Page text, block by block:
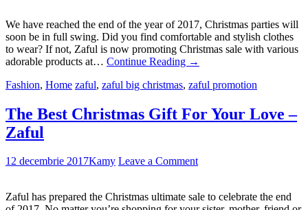
We have reached the end of the year of 2017, Christmas parties will
soon be in full swing. Did you find comfortable and stylish clothes
to wear? If not, Zaful is now promoting Christmas sale with various
adorable products at… Continue Reading →
Fashion, Home zaful, zaful big christmas, zaful promotion
The Best Christmas Gift For Your Love –
Zaful
12 decembrie 2017Kamy Leave a Comment
Zaful has prepared the Christmas ultimate sale to celebrate the end